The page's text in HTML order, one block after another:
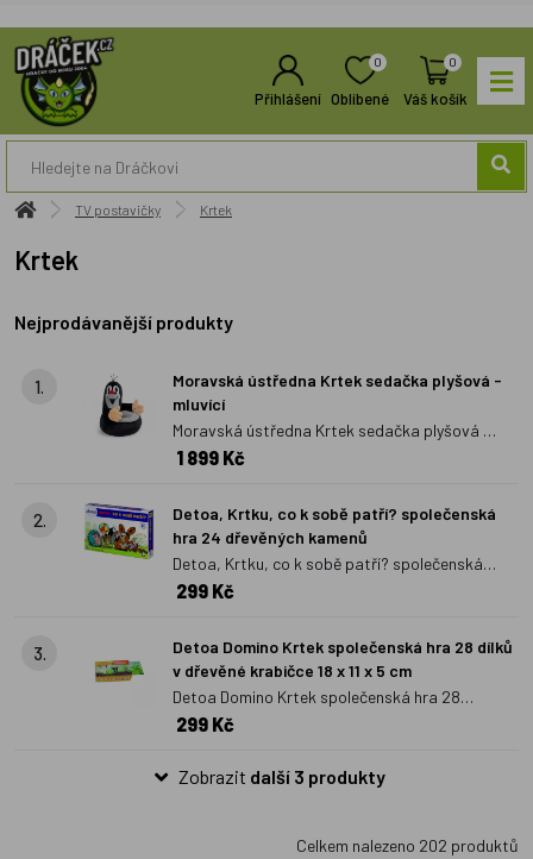
Přihlášení
0
Oblíbené
0
Váš košík
TV postavičky Krtek
Krtek
Nejprodávanější produkty
1.
Moravská ústředna Krtek sedačka plyšová -
mluvící
Moravská ústředna Krtek sedačka plyšová -
mluvící
1 899 Kč
2.
Detoa, Krtku, co k sobě patří? společenská
hra 24 dřevěných kamenů
Detoa, Krtku, co k sobě patří? společenská
hra 24 dřevěných kamenů
299 Kč
3.
Detoa Domino Krtek společenská hra 28 dílků
v dřevěné krabičce 18 x 11 x 5 cm
Detoa Domino Krtek společenská hra 28
dílků v dřevěné krabičce 18 x 11 x 5 cm
299 Kč
Zobrazit další 3 produkty
Celkem nalezeno 202 produktů